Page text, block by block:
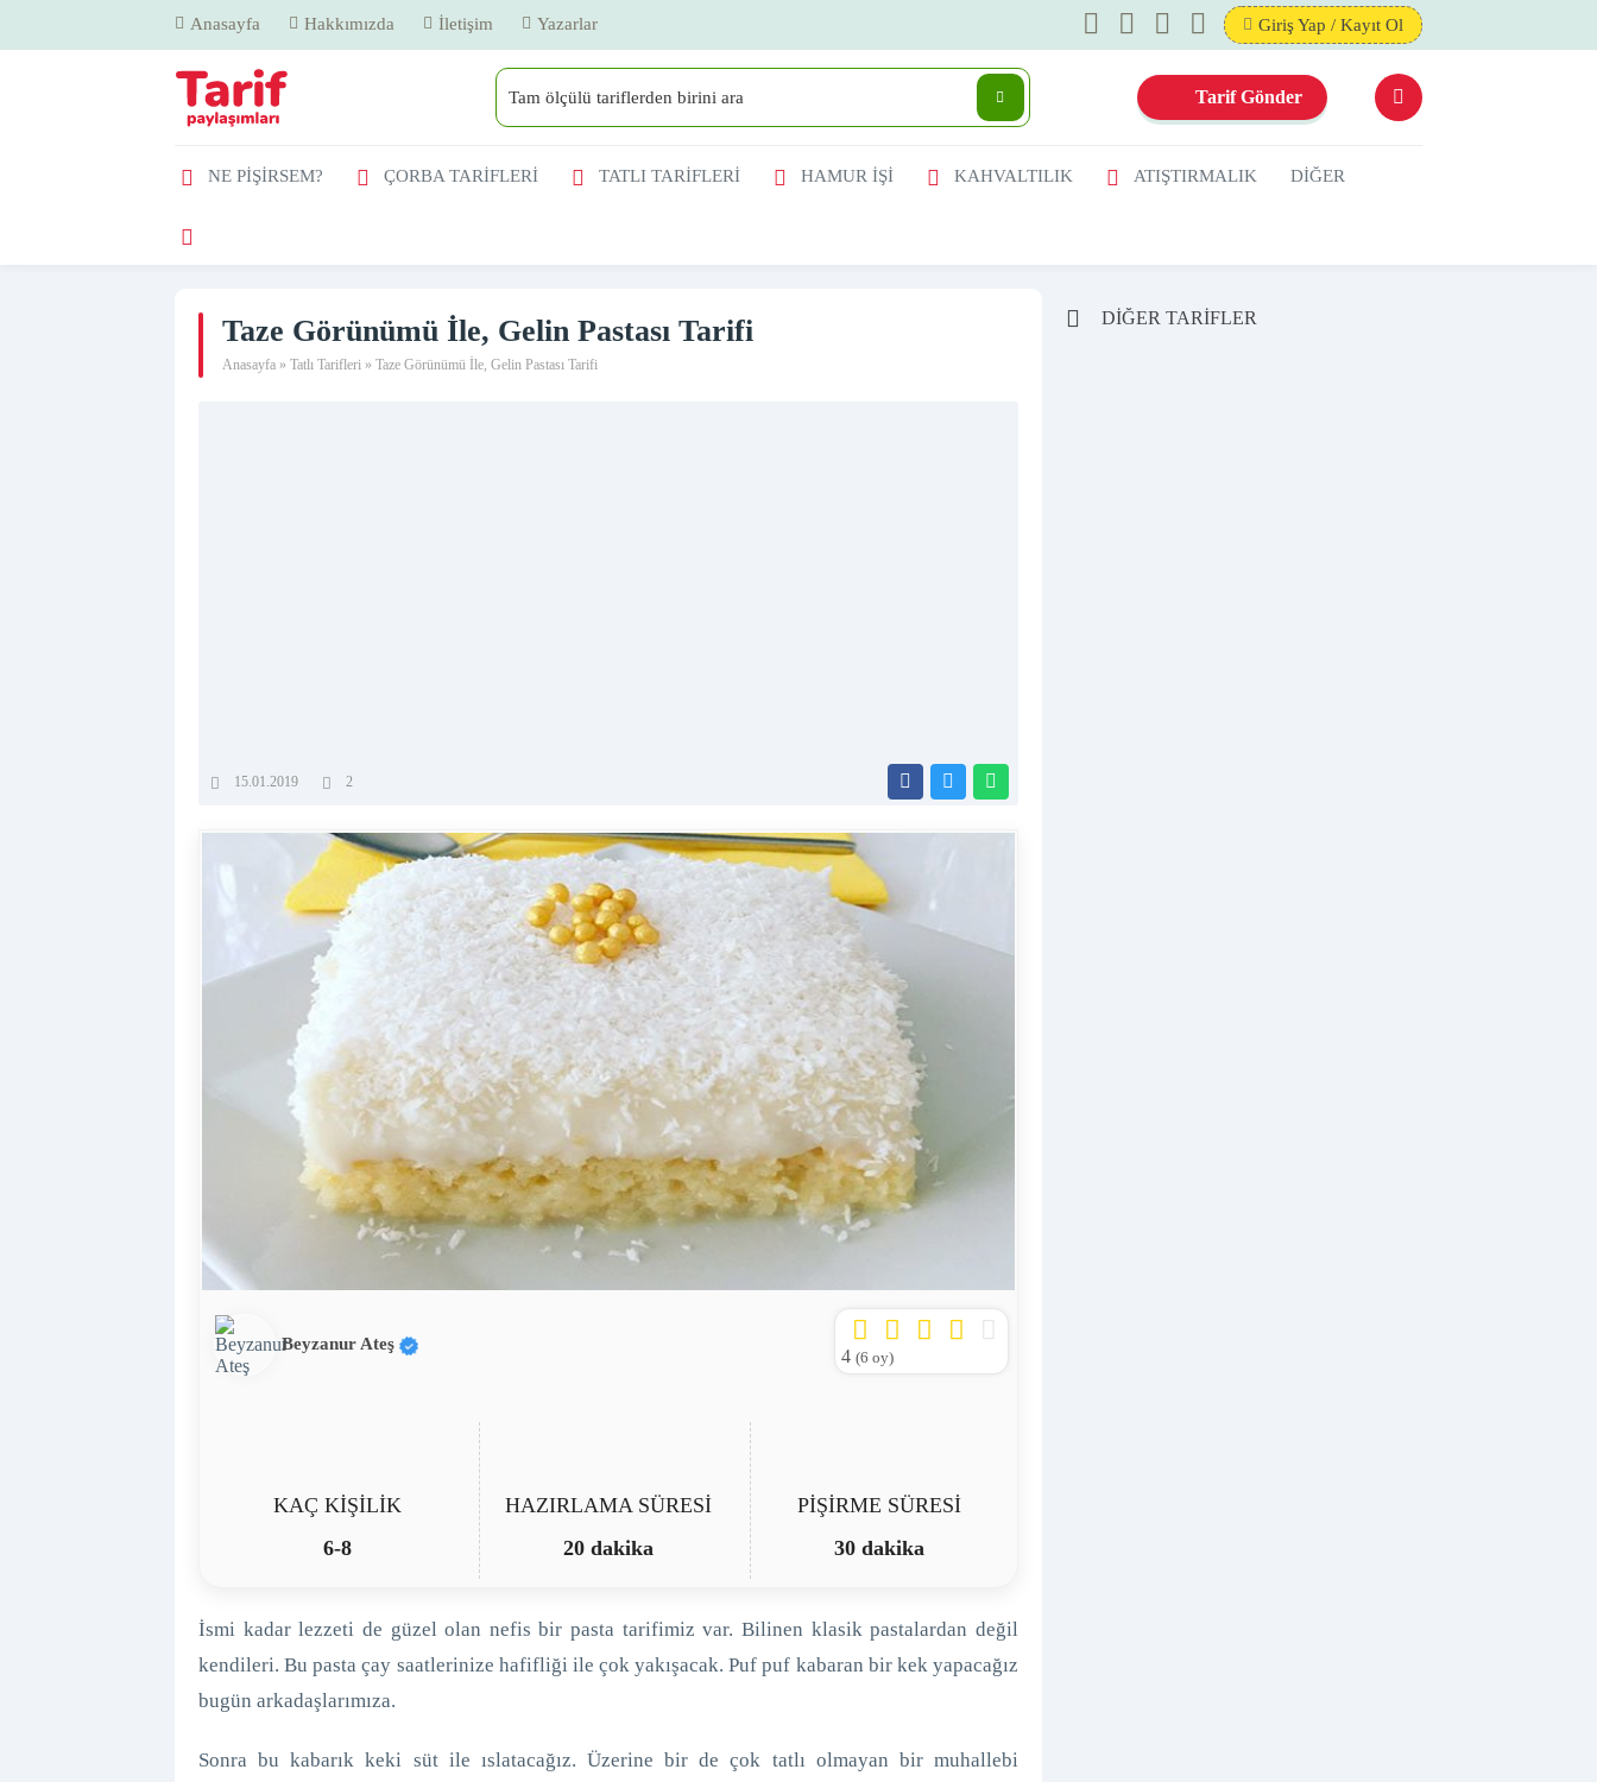
Anasayfa Hakkımızda İletişim Yazarlar Giriş Yap / Kayıt Ol
Tarif Gönder
NE PİŞİRSEM? ÇORBA TARİFLERİ TATLI TARİFLERİ HAMUR İŞİ KAHVALTILIK ATIŞTIRMALIK DİĞER
Taze Görünümü İle, Gelin Pastası Tarifi
Anasayfa » Tatlı Tarifleri » Taze Görünümü İle, Gelin Pastası Tarifi
15.01.2019 2
Beyzanur Ateş
4 (6 oy)
KAÇ KİŞİLİK
6-8
HAZIRLAMA SÜRESİ
20 dakika
PİŞİRME SÜRESİ
30 dakika
İsmi kadar lezzeti de güzel olan nefis bir pasta tarifimiz var. Bilinen klasik pastalardan değil
kendileri. Bu pasta çay saatlerinize hafifliği ile çok yakışacak. Puf puf kabaran bir kek yapacağız
bugün arkadaşlarımıza.
Sonra bu kabarık keki süt ile ıslatacağız. Üzerine bir de çok tatlı olmayan bir muhallebi
DİĞER TARİFLER